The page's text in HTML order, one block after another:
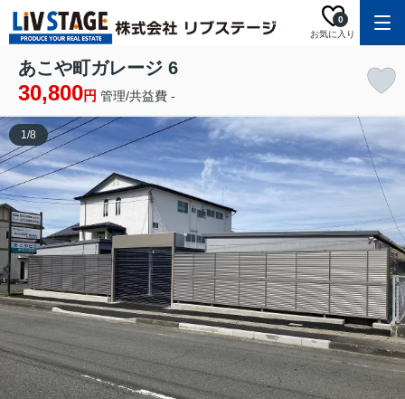
お気に入り
0
あこや町ガレージ 6
30,800円 管理/共益費 -
1/8